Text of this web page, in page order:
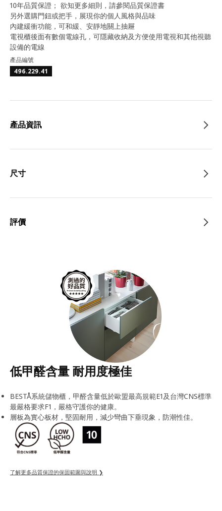
10年品質保證； 欲知更多細則，請參閱品質保證書
另外選購門鈕或把手，展現你的個人風格與品味
內建緩衝功能，可和緩、安靜地關上抽屜
電視櫃後面有數個電線孔，可隱藏收納及方便使用電視和其他視聽
設備的電線
產品編號
496.229.41
產品資訊
尺寸
評價
低甲醛含量 耐用度極佳
BESTÅ系統儲物櫃，甲醛含量低於歐盟最高規範E1及台灣CNS標準
最嚴格要求F1，嚴格守護你的健康。
層板為實心板材，堅固耐用，減少彎曲下垂現象，防潮性佳。
了解更多品質保證的保固範圍與說明 ❯